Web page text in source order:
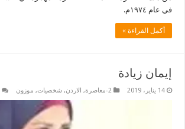
في عام ١٩٧٤م.
أكمل القراءة »
إيمان زيادة
14 يناير، 2019 2-معاصرة , الاردن,شخصيات, موزون